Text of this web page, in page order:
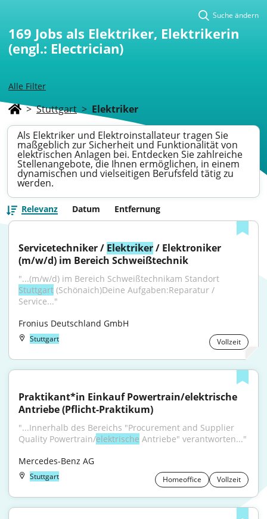
Alle Filter
Suche ändern
169 Jobs als Elektriker, Elektrikerin
(engl.: Electrician)
> Stuttgart > Elektriker
Als Elektriker und Elektroinstallateur tragen Sie
maßgeblich zur Sicherheit und Funktionalität von
elektrischen Anlagen bei. Entdecken Sie zahlreiche
Stellenangebote, die Ihnen ermöglichen, in einem
dynamischen und vielseitigen Berufsfeld tätig zu
werden.
Relevanz Datum Entfernung
Servicetechniker / Elektriker / Elektroniker
(m/w/d) im Bereich Schweißtechnik
Stuttgart (Schönaich)Deine Aufgaben:Reparatur /
Service..."
Fronius Deutschland GmbH
Stuttgart Vollzeit
Praktikant*in Einkauf Powertrain/elektrische
Antriebe (Pflicht-Praktikum)
"...Innerhalb des Bereichs "Procurement and Supplier
Quality Powertrain/elektrische Antriebe" verantworten..."
Mercedes-Benz AG
Stuttgart Homeoffice Vollzeit